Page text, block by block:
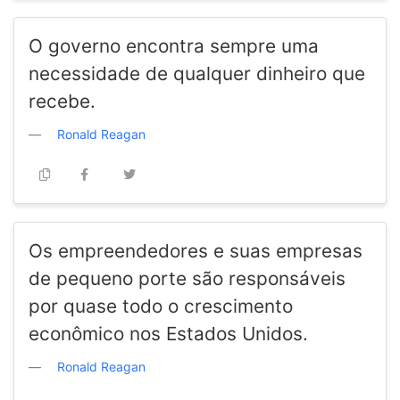
O governo encontra sempre uma
necessidade de qualquer dinheiro que
recebe.
Ronald Reagan
Os empreendedores e suas empresas
de pequeno porte são responsáveis ​​
por quase todo o crescimento
econômico nos Estados Unidos.
Ronald Reagan